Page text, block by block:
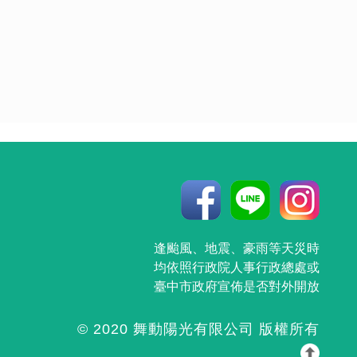
逢颱風、地震、豪雨等天災時
均依照行政院人事行政總處或
臺中市政府宣佈是否對外開放
© 2020 舞動陽光有限公司 版權所有